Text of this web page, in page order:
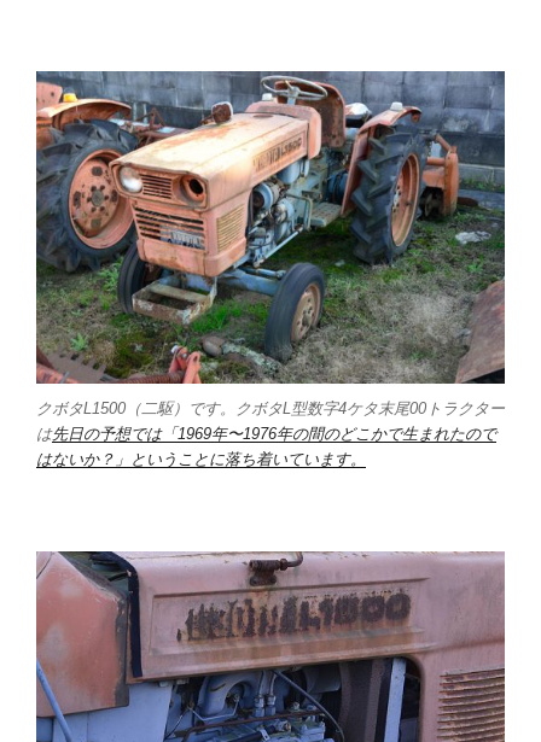
クボタL1500（二駆）です。クボタL型数字4ケタ末尾00トラクター
は先日の予想では「1969年〜1976年の間のどこかで生まれたので
はないか？」ということに落ち着いています。